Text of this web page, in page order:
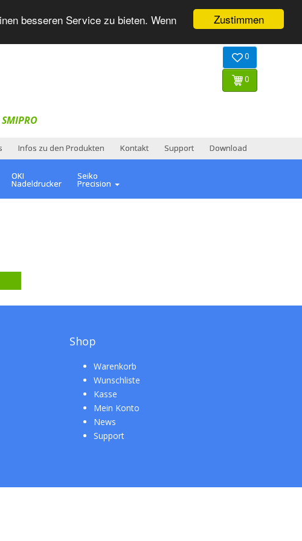
Zustimmen
besseren Service zu bieten. Wenn
SMIPRO
0
0
Infos zu den Produkten Kontakt Support Download
OKI
Nadeldrucker
Seiko
Precision
Shop
Warenkorb
Wunschliste
Kasse
Mein Konto
News
Support